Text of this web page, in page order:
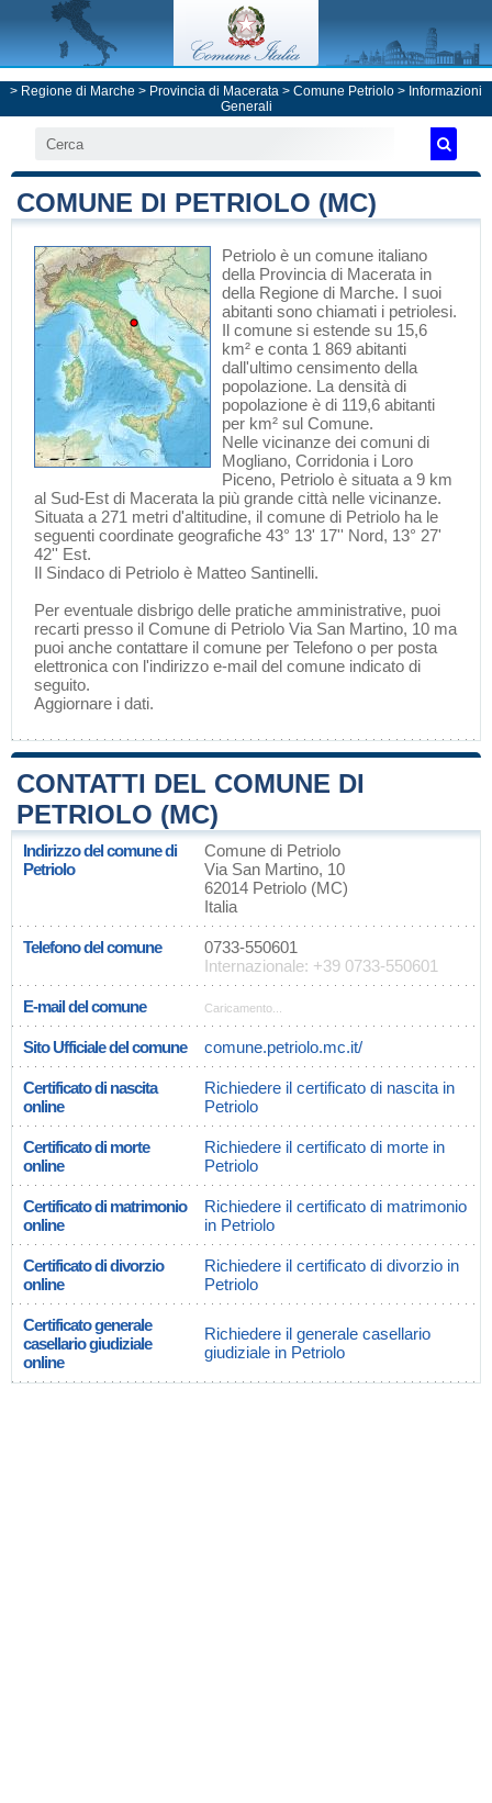
> Regione di Marche > Provincia di Macerata > Comune Petriolo > Informazioni
Generali
COMUNE DI PETRIOLO (MC)
Petriolo è un comune italiano
della Provincia di Macerata in
della Regione di Marche. I suoi
abitanti sono chiamati i petriolesi.
Il comune si estende su 15,6
km² e conta 1 869 abitanti
dall'ultimo censimento della
popolazione. La densità di
popolazione è di 119,6 abitanti
per km² sul Comune.
Nelle vicinanze dei comuni di
Mogliano, Corridonia i Loro
Piceno, Petriolo è situata a 9 km
al Sud-Est di Macerata la più grande città nelle vicinanze.
Situata a 271 metri d'altitudine, il comune di Petriolo ha le
seguenti coordinate geografiche 43° 13' 17'' Nord, 13° 27'
42'' Est.
Il Sindaco di Petriolo è Matteo Santinelli.
Per eventuale disbrigo delle pratiche amministrative, puoi
recarti presso il Comune di Petriolo Via San Martino, 10 ma
puoi anche contattare il comune per Telefono o per posta
elettronica con l'indirizzo e-mail del comune indicato di
seguito.
Aggiornare i dati.
CONTATTI DEL COMUNE DI
PETRIOLO (MC)
Indirizzo del comune di
Petriolo
Comune di Petriolo
Via San Martino, 10
62014 Petriolo (MC)
Italia
Telefono del comune
0733-550601
Internazionale: +39 0733-550601
E-mail del comune Caricamento...
Sito Ufficiale del comune comune.petriolo.mc.it/
Certificato di nascita
online
Richiedere il certificato di nascita in
Petriolo
Certificato di morte
online
Richiedere il certificato di morte in
Petriolo
Certificato di matrimonio
online
Richiedere il certificato di matrimonio
in Petriolo
Certificato di divorzio
online
Richiedere il certificato di divorzio in
Petriolo
Certificato generale
casellario giudiziale
online
Richiedere il generale casellario
giudiziale in Petriolo